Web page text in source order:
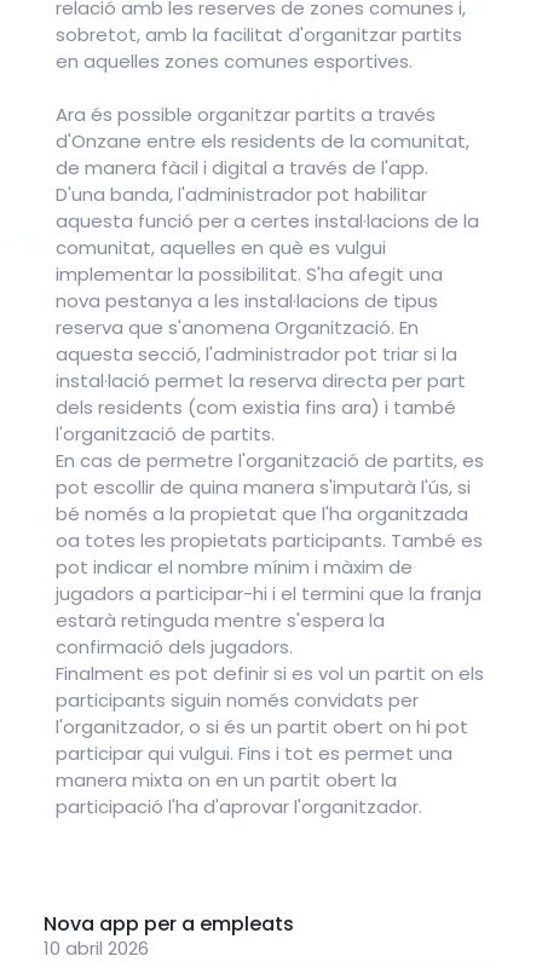
relació amb les reserves de zones comunes i,
sobretot, amb la facilitat d'organitzar partits
en aquelles zones comunes esportives.
Ara és possible organitzar partits a través
d'Onzane entre els residents de la comunitat,
de manera fàcil i digital a través de l'app.
D'una banda, l'administrador pot habilitar
aquesta funció per a certes instal·lacions de la
comunitat, aquelles en què es vulgui
implementar la possibilitat. S'ha afegit una
nova pestanya a les instal·lacions de tipus
reserva que s'anomena Organització. En
aquesta secció, l'administrador pot triar si la
instal·lació permet la reserva directa per part
dels residents (com existia fins ara) i també
l'organització de partits.
En cas de permetre l'organització de partits, es
pot escollir de quina manera s'imputarà l'ús, si
bé només a la propietat que l'ha organitzada
oa totes les propietats participants. També es
pot indicar el nombre mínim i màxim de
jugadors a participar-hi i el termini que la franja
estarà retinguda mentre s'espera la
confirmació dels jugadors.
Finalment es pot definir si es vol un partit on els
participants siguin només convidats per
l'organitzador, o si és un partit obert on hi pot
participar qui vulgui. Fins i tot es permet una
manera mixta on en un partit obert la
participació l'ha d'aprovar l'organitzador.
Nova app per a empleats
10 abril 2026